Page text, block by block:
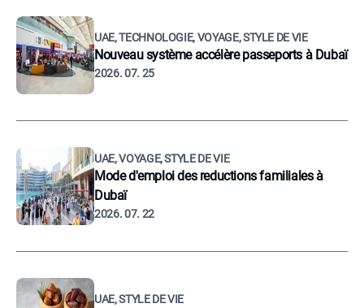
UAE, TECHNOLOGIE, VOYAGE, STYLE DE VIE
Nouveau système accélère passeports à Dubaï
2026. 07. 25
UAE, VOYAGE, STYLE DE VIE
Mode d'emploi des reductions familiales à
Dubaï
2026. 07. 22
UAE, STYLE DE VIE